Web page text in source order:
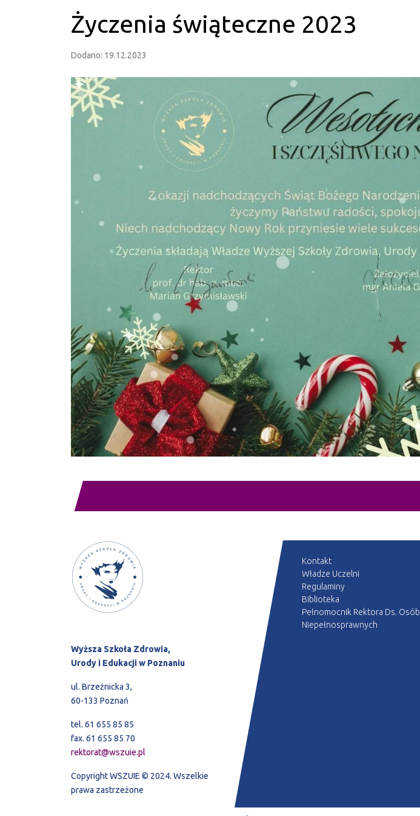
Życzenia świąteczne 2023
Dodano: 19.12.2023
Wyższa Szkoła Zdrowia,
Urody i Edukacji w Poznaniu
ul. Brzeźnicka 3,
60-133 Poznań
tel. 61 655 85 85
fax. 61 655 85 70
rektorat@wszuie.pl
Copyright WSZUIE © 2024. Wszelkie
prawa zastrzeżone
Kontakt
Władze Uczelni
Regulaminy
Biblioteka
Pełnomocnik Rektora Ds. Osób
Niepełnosprawnych